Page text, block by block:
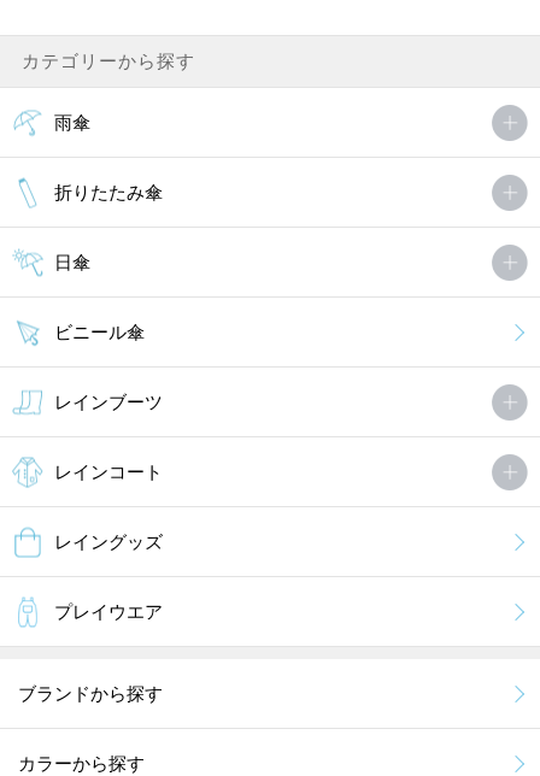
カテゴリーから探す
雨傘
折りたたみ傘
日傘
ビニール傘
レインブーツ
レインコート
レイングッズ
プレイウエア
ブランドから探す
カラーから探す